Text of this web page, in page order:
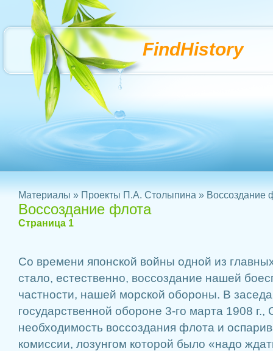
FindHistory
Материалы » Проекты П.А. Столыпина » Воссоздание
Воссоздание флота
Страница 1
Со времени японской войны одной из
стало, естественно, воссоздание нашей
частности, нашей морской обороны. В
государственной обороне 3-го марта 1908
необходимость воссоздания флота и
комиссии, лозунгом которой было «надо